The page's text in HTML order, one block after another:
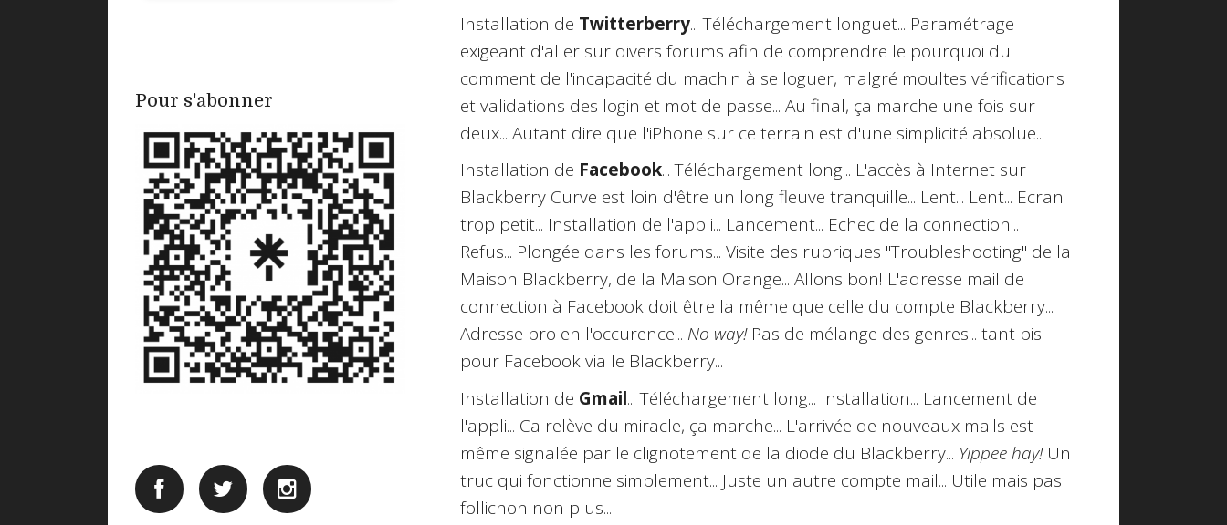
Pour s'abonner
Installation de Twitterberry... Téléchargement longuet... Paramétrage
exigeant d'aller sur divers forums afin de comprendre le pourquoi du
comment de l'incapacité du machin à se loguer, malgré moultes vérifications
et validations des login et mot de passe... Au final, ça marche une fois sur
deux... Autant dire que l'iPhone sur ce terrain est d'une simplicité absolue...
Installation de Facebook... Téléchargement long... L'accès à Internet sur
Blackberry Curve est loin d'être un long fleuve tranquille... Lent... Lent... Ecran
trop petit... Installation de l'appli... Lancement... Echec de la connection...
Refus... Plongée dans les forums... Visite des rubriques "Troubleshooting" de la
Maison Blackberry, de la Maison Orange... Allons bon! L'adresse mail de
connection à Facebook doit être la même que celle du compte Blackberry...
Adresse pro en l'occurence... No way!Pas de mélange des genres... tant pis
pour Facebook via le Blackberry...
Installation de Gmail... Téléchargement long... Installation... Lancement de
l'appli... Ca relève du miracle, ça marche... L'arrivée de nouveaux mails est
même signalée par le clignotement de la diode du Blackberry... Yippee hay!Un
truc qui fonctionne simplement... Juste un autre compte mail... Utile mais pas
follichon non plus...